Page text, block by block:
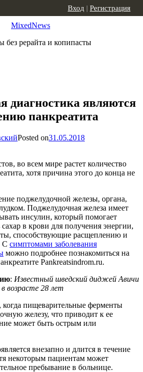
MixedNews
без рерайта и копипасты
Вход | Регистрация
диагностика являются
панкреатита
Posted on31.05.2018
во всем мире растет количество
хотя причина этого до конца не
поджелудочной железы, органа,
Поджелудочная железа имеет
инсулин, который помогает
в крови для получения энергии,
способствующие расщеплению и
С симптомами заболевания
можно подробнее познакомиться на
Pankreatsindrom.ru.
: Известный шведский диджей Авичи
возрасте 28 лет
когда пищеварительные ферменты
железу, что приводит к ее
может быть острым или
внезапно и длится в течение
некоторым пациентам может
пребывание в больнице.